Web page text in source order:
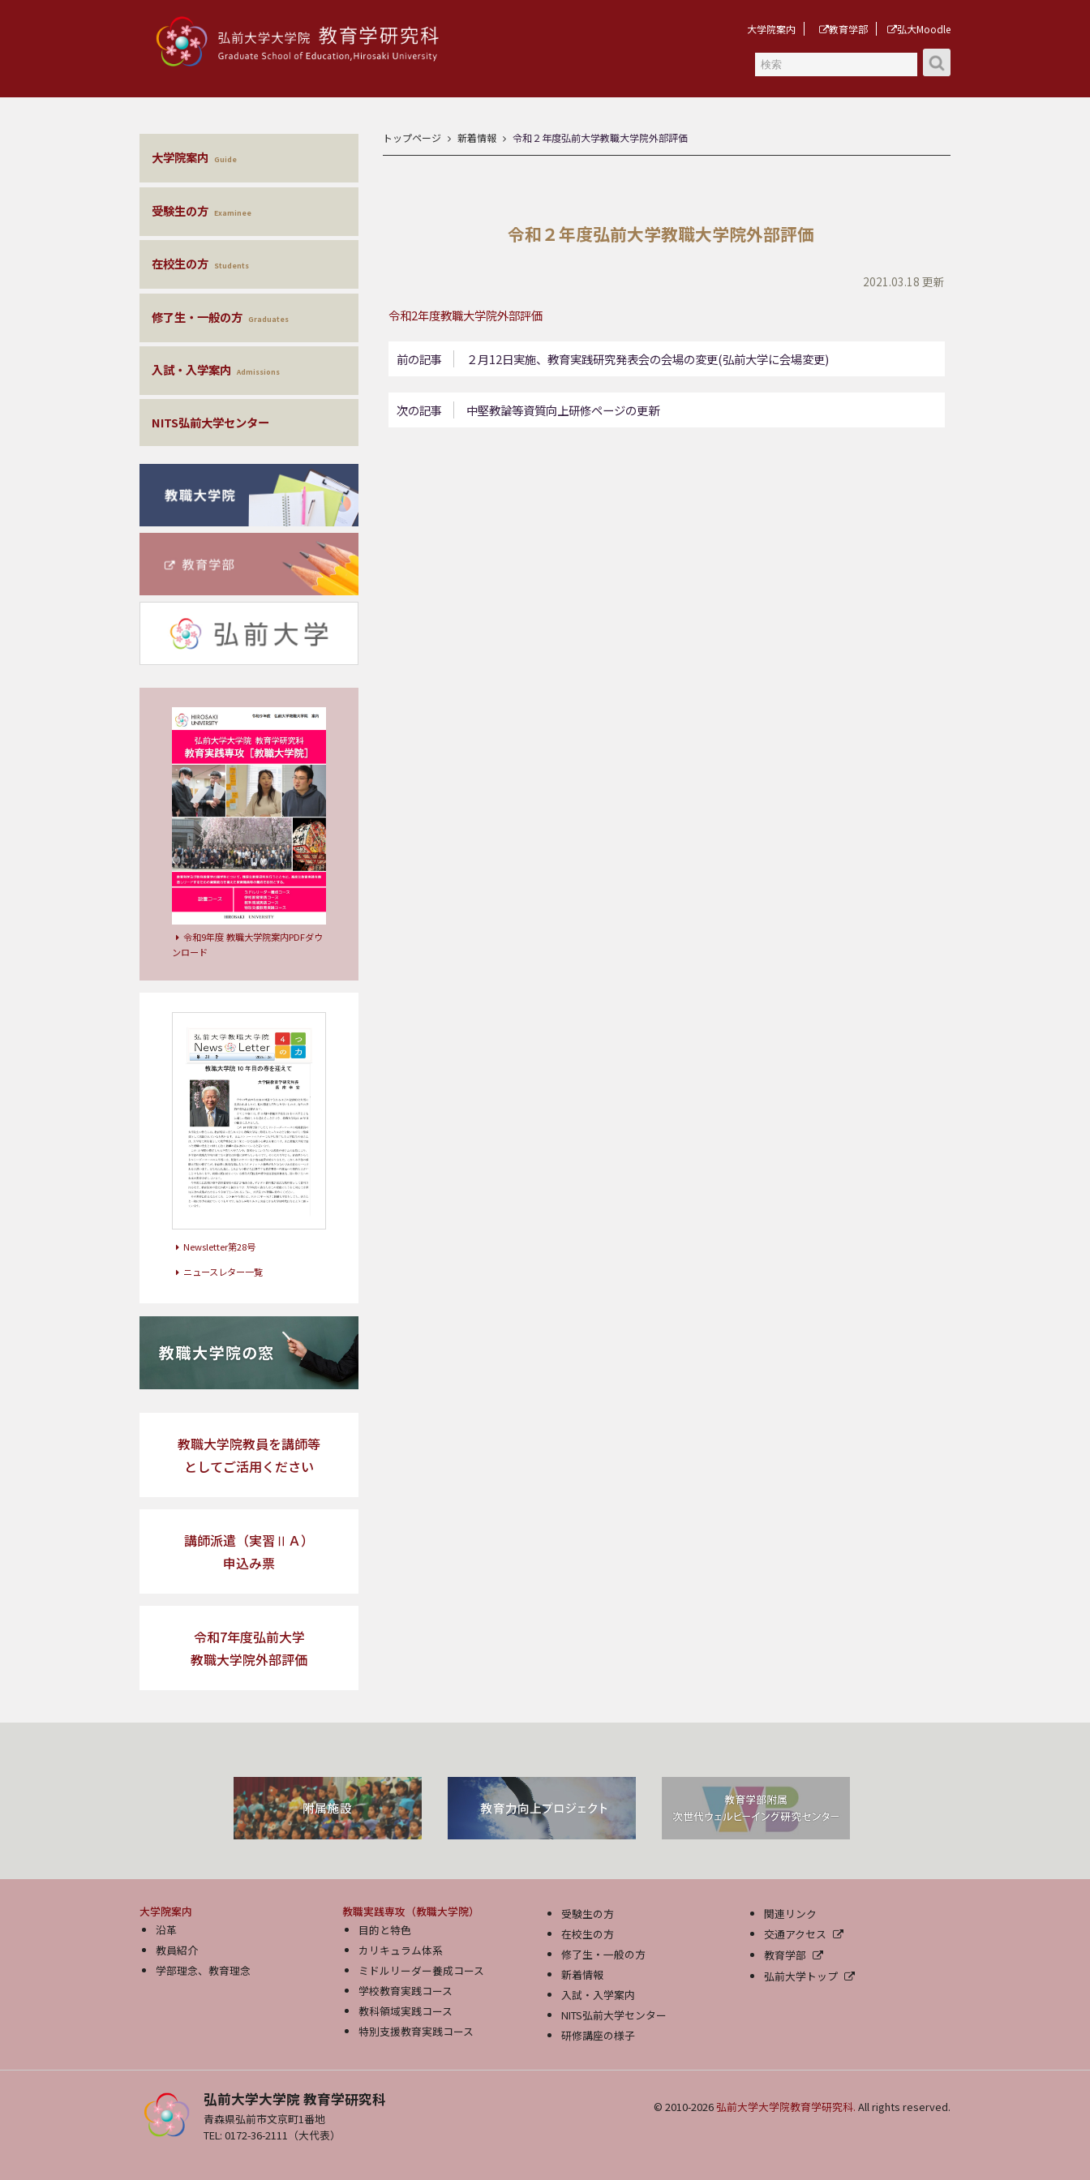
大学院案内 教育学部 弘大Moodle
トップページ 新着情報 令和２年度弘前大学教職大学院外部評価
令和２年度弘前大学教職大学院外部評価
2021.03.18 更新
令和2年度教職大学院外部評価
前の記事 ２月12日実施、教育実践研究発表会の会場の変更(弘前大学に会場変更)
次の記事 中堅教論等資質向上研修ページの更新
大学院案内 Guide
受験生の方 Examinee
在校生の方 Students
修了生・一般の方 Graduates
入試・入学案内 Admissions
NITS弘前大学センター
令和9年度 教職大学院案内PDFダウ
ンロード
Newsletter第28号
ニュースレター一覧
教職大学院教員を講師等
としてご活用ください
講師派遣（実習ⅡＡ）
申込み票
令和7年度弘前大学
教職大学院外部評価
大学院案内
沿革
教員紹介
学部理念、教育理念
教職実践専攻（教職大学院）
目的と特色
カリキュラム体系
ミドルリーダー養成コース
学校教育実践コース
教科領域実践コース
特別支援教育実践コース
受験生の方
在校生の方
修了生・一般の方
新着情報
入試・入学案内
NITS弘前大学センター
研修講座の様子
関連リンク
交通アクセス
教育学部
弘前大学トップ
弘前大学大学院 教育学研究科
青森県弘前市文京町1番地
TEL: 0172-36-2111（大代表）
© 2010-2026弘前大学大学院教育学研究科. All rights reserved.